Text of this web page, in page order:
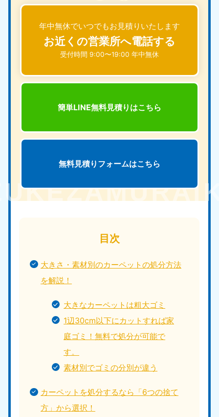
年中無休でいつでもお見積りいたします
お近くの営業所へ電話する
受付時間 9:00〜19:00 年中無休
簡単LINE無料見積りはこちら
無料見積りフォームはこちら
目次
大きさ・素材別のカーペットの処分方法
を解説！
大きなカーペットは粗大ゴミ
1辺30cm以下にカットすれば家
庭ゴミ！無料で処分が可能で
す。
素材別でゴミの分別が違う
カーペットを処分するなら「6つの捨て
方」から選択！